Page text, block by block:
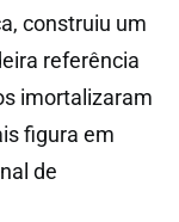
construiu um
referência
imortalizaram
figura em
de